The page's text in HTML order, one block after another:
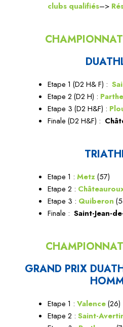
clubs qualifiés–>
Etape 1 (D2 H& F) :
Etape 2 (D2 H) :
Etape 3 (D2 H&F) :
Finale (D2 H&F) :
Etape 1 : Metz(57)
Etape 2 :
Etape 3 : Quiberon
Finale : Saint-Jean-
GRAND PRIX
Etape 1 : Valence(26)
Etape 2 : Saint-